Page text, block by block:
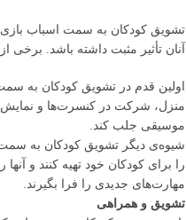
تشویق کودکان به سمت اسباب
آنان تأثیر مثبت داشته باشد.
اولین قدم در تشویق کودکان به
منزل، شرکت در کنسرت‌ها و
موسیقی جلب کند.
شیوه‌ی دیگر تشویق کودکان به سمت
را برای کودکان خود تهیه کنند و
مهارت‌های جدیدی را فرا بگیرند.
تشویق و همراهی